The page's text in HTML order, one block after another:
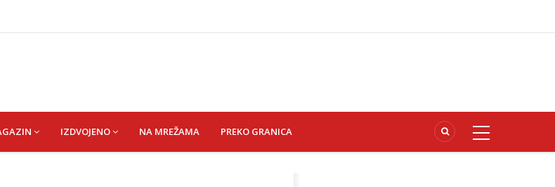
očuvanje radnih mjesta
IZDVOJENO NA MREŽAMA PREKO GRANICA